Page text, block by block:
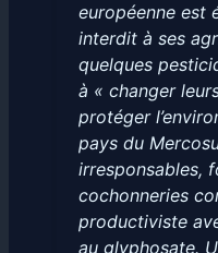
européenne est
interdit à ses
quelques
à « changer
protéger
pays du
irresponsables,
cochonneries
productiviste
au glyphosate.